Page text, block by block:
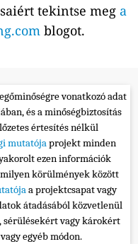
tekintse meg a
blogot.
vonatkozó adat
és a minőségbiztosítás
értesítés nélkül
mutatójaprojekt minden
ezen információk
körülmények között
a projektcsapat vagy
átadásából közvetlenül
sérülésekért vagy károkért
egyéb módon.